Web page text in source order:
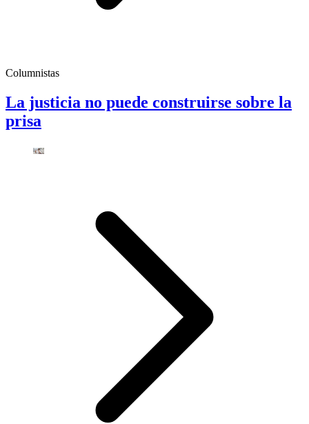
Columnistas
La justicia no puede construirse sobre la
prisa